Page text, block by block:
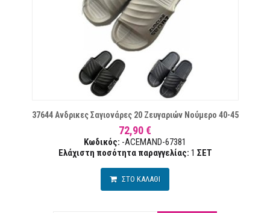
37644 Ανδρικες Σαγιονάρες 20 Ζευγαριών Νούμερο 40-45
72,90 €
Κωδικός: -ACEMAND-67381
Ελάχιστη ποσότητα παραγγελίας: 1 ΣΕΤ
ΣΤΟ ΚΑΛΑΘΙ